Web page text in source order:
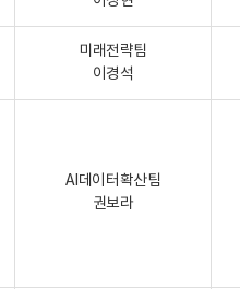
미래전략팀
이경석
AI데이터확산팀
권보라